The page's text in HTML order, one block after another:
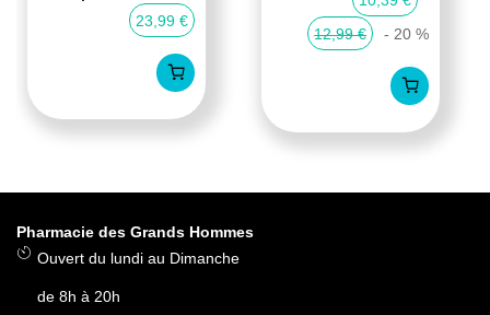
23,99 €
12,99 €
- 20 %
Pharmacie des Grands Hommes
Ouvert du lundi au Dimanche
de 8h à 20h